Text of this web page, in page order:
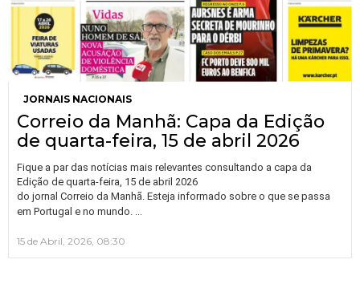
JORNAIS NACIONAIS
Correio da Manhã: Capa da Edição
de quarta-feira, 15 de abril 2026
Fique a par das notícias mais relevantes consultando a capa da
Edição de quarta-feira, 15 de abril 2026
do jornal Correio da Manhã. Esteja informado sobre o que se passa
em Portugal e no mundo.
15 de Abril, 2026, 08:30